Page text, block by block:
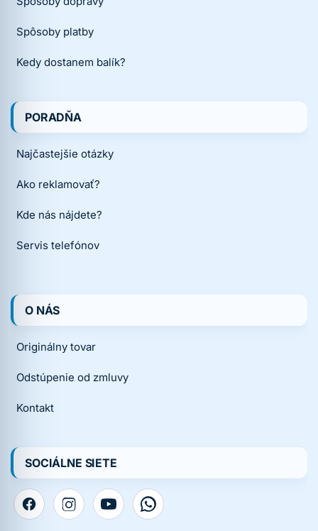
Spôsoby platby
Kedy dostanem balík?
PORADŇA
Najčastejšie otázky
Ako reklamovať?
Kde nás nájdete?
Servis telefónov
O NÁS
Originálny tovar
Odstúpenie od zmluvy
Kontakt
SOCIÁLNE SIETE